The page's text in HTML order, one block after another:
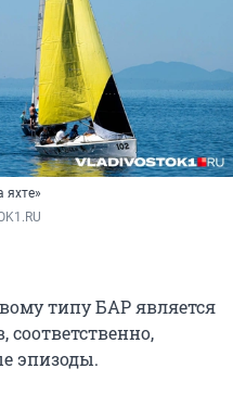
яхте»
типу БАР является
соответственно,
эпизоды.